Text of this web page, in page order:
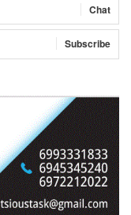
Chat
Subscribe